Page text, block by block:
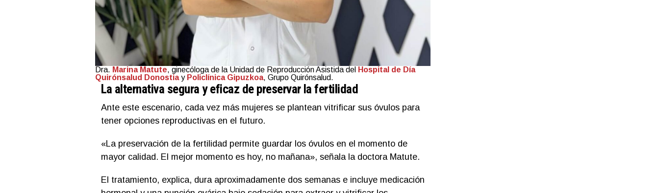
Dra. Marina Matute, ginecóloga de la Unidad de Reproducción Asistida del Hospital de Día
Quirónsalud Donostiay Policlínica Gipuzkoa, Grupo Quirónsalud.
La alternativa segura y eficaz de preservar la fertilidad
Ante este escenario, cada vez más mujeres se plantean vitrificar sus óvulos para
tener opciones reproductivas en el futuro.
«La preservación de la fertilidad permite guardar los óvulos en el momento de
mayor calidad. El mejor momento es hoy, no mañana», señala la doctora Matute.
El tratamiento, explica, dura aproximadamente dos semanas e incluye medicación